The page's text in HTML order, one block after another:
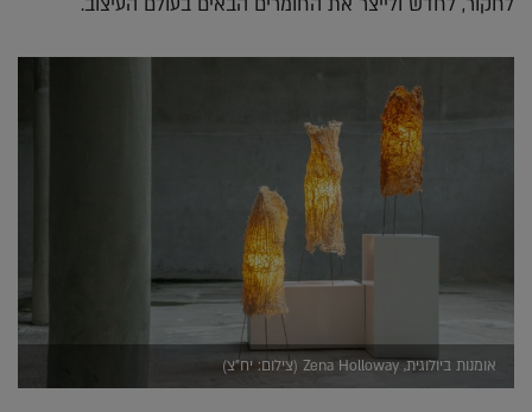
אומנות ביולוגית, Zena Holloway (צילום: יח"צ)